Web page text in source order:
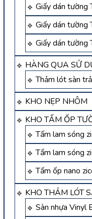
Giấy dán tường
Giấy dán tường
Giấy dán tường
HÀNG QUA SỬ
Thảm lót sàn
KHO NẸP NHÔM
KHO TẤM ỐP
Tấm lam sóng
Tấm lam sóng
Tấm ốp nano
KHO THẢM LÓT
Sàn nhựa Vinyl